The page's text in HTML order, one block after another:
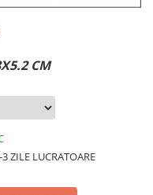
CM
ZILE LUCRATOARE